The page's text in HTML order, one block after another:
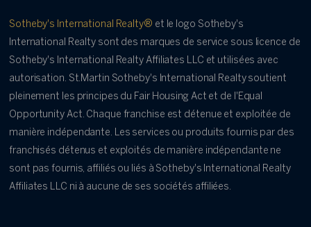
Sotheby's International Realty® et le logo Sotheby's
International Realty sont des marques de service sous licence de
Sotheby's International Realty Affiliates LLC et utilisées avec
autorisation. St.Martin Sotheby's International Realty soutient
pleinement les principes du Fair Housing Act et de l'Equal
Opportunity Act. Chaque franchise est détenue et exploitée de
manière indépendante. Les services ou produits fournis par des
franchisés détenus et exploités de manière indépendante ne
sont pas fournis, affiliés ou liés à Sotheby's International Realty
Affiliates LLC ni à aucune de ses sociétés affiliées.